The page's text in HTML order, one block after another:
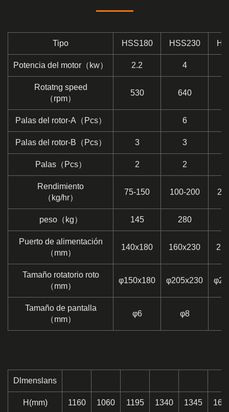
Tipo HSS180 HSS230
Potencia del motor（kw） 2.2 4
Rotatng speed
（rpm）
530 640
Palas del rotor-A（Pcs） 6
Palas del rotor-B（Pcs） 3 3
Palas（Pcs） 2 2
Rendimiento
（kg/hr）
75-150 100-200
peso（kg） 145 280
Puerto de alimentación
（mm）
140x180 160x230
Tamaño rotatorio roto
（mm）
φ150x180 φ205x230
Tamaño de pantalla
（mm）
φ6 φ8
Dlmenslans
H(mm) 1160 1060 1195 1340 1345